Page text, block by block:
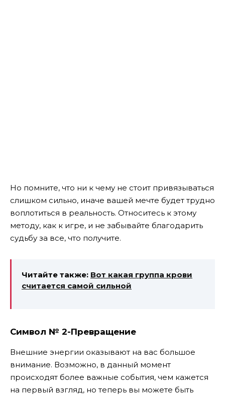
Но помните, что ни к чему не стоит привязываться
слишком сильно, иначе вашей мечте будет трудно
воплотиться в реальность. Относитесь к этому
методу, как к игре, и не забывайте благодарить
судьбу за все, что получите.
Читайте также: Вот какая группа крови
считается самой сильной
Символ № 2-Превращение
Внешние энергии оказывают на вас большое
внимание. Возможно, в данный момент
происходят более важные события, чем кажется
на первый взгляд, но теперь вы можете быть